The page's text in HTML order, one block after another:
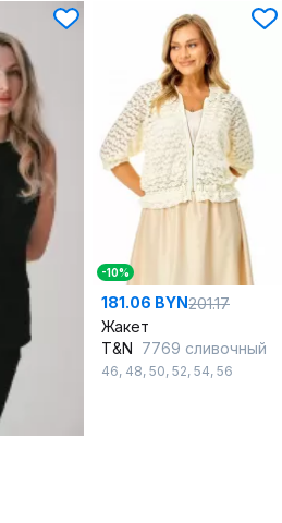
-10%
181.06 BYN201.17
Жакет
T&N 7769 сливочный
46, 48, 50, 52, 54, 56